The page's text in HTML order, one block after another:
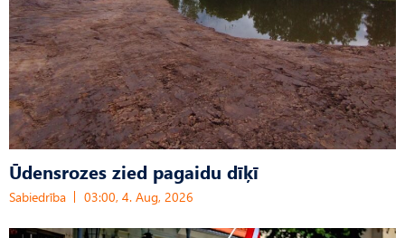
Ūdensrozes zied pagaidu dīķī
Sabiedrība 03:00, 4. Aug, 2026